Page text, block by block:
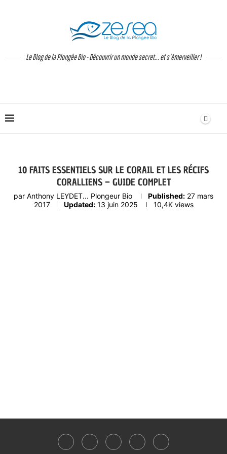
Le Blog de la Plongée Bio - Découvrir un monde secret... et s'émerveiller !
10 FAITS ESSENTIELS SUR LE CORAIL ET LES RÉCIFS
CORALLIENS – GUIDE COMPLET
par Anthony LEYDET... Plongeur Bio Published: 27 mars
2017
Updated: 13 juin 2025 10,4Kviews